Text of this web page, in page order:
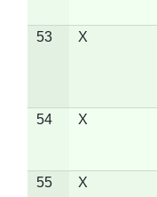
53 X
54 X
55 X